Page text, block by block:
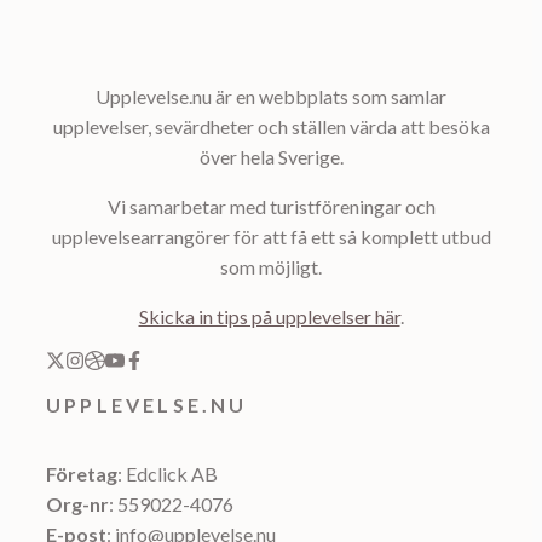
Upplevelse.nu är en webbplats som samlar
upplevelser, sevärdheter och ställen värda att besöka
över hela Sverige.
Vi samarbetar med turistföreningar och
upplevelsearrangörer för att få ett så komplett utbud
som möjligt.
Skicka in tips på upplevelser här.
UPPLEVELSE.NU
Företag: Edclick AB
Org-nr: 559022-4076
E-post: info@upplevelse.nu